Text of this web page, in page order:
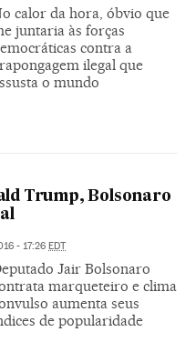
calor da hora, óbvio que
juntaria às forças
contra a
ilegal que
o mundo
Trump, Bolsonaro
- 17:26 EDT
Jair Bolsonaro
marqueteiro e clima
aumenta seus
de popularidade